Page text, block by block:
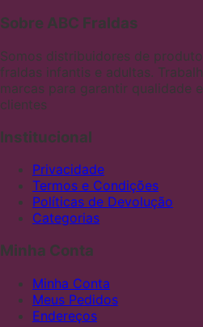
Sobre ABC Fraldas
Somos distribuidores de
fraldas infantis e adultas.
marcas para garantir qualidade
clientes
Institucional
Privacidade
Termos e Condições
Políticas de Devolução
Categorias
Minha Conta
Minha Conta
Meus Pedidos
Endereços